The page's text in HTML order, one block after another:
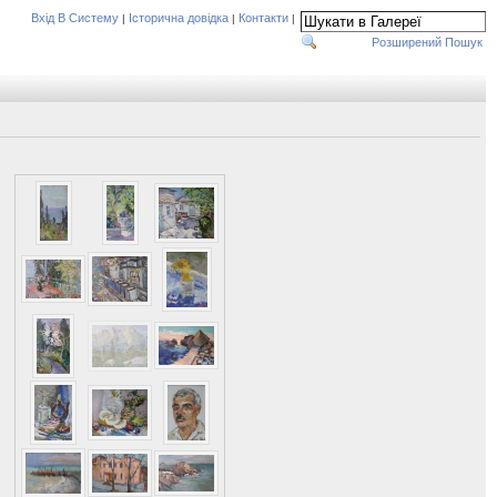
Вхід В Систему | Історична довідка | Контакти |
Розширений Пошук